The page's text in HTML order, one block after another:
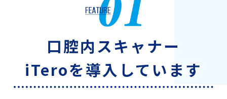
口腔内スキャナー
iTeroを導入しています